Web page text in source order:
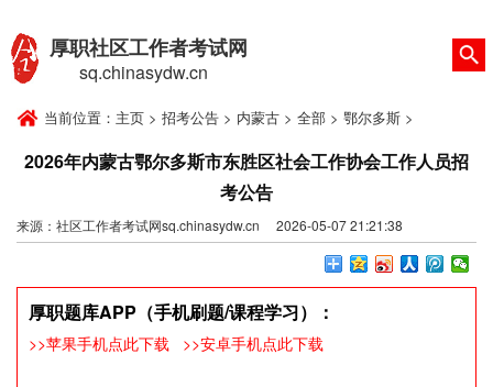
厚职社区工作者考试网
sq.chinasydw.cn
当前位置： 主页 > 招考公告 > 内蒙古 > 全部 > 鄂尔多斯 >
2026年内蒙古鄂尔多斯市东胜区社会工作协会工作人员招
考公告
来源：社区工作者考试网sq.chinasydw.cn 2026-05-07 21:21:38
厚职题库APP（手机刷题/课程学习）：
>>苹果手机点此下载 >>安卓手机点此下载